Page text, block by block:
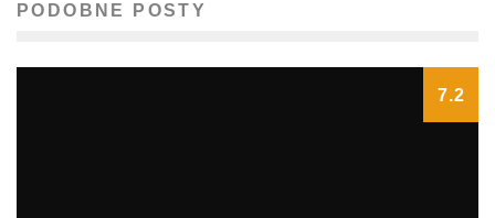
PODOBNE POSTY
7.2